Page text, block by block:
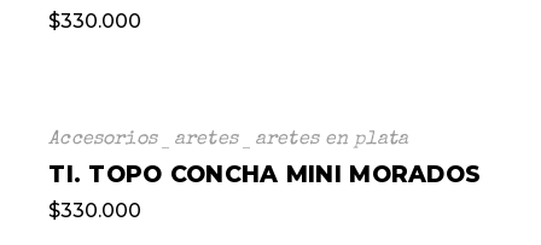
$330.000
Accesorios aretes aretes en plata
TI. TOPO CONCHA MINI MORADOS
$330.000